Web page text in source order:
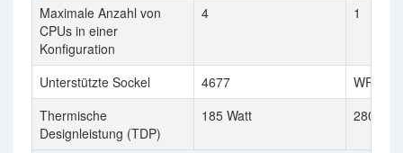
Maximale Anzahl von
CPUs in einer
Konfiguration
4 1
Unterstützte Sockel 4677
WRX8
Thermische
Designleistung (TDP)
185 Watt 280 Watt